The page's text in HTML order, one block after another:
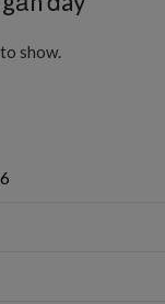
show.